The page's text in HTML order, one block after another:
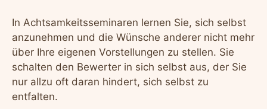
In Achtsamkeitsseminaren lernen Sie, sich selbst
anzunehmen und die Wünsche anderer nicht mehr
über Ihre eigenen Vorstellungen zu stellen. Sie
schalten den Bewerter in sich selbst aus, der Sie
nur allzu oft daran hindert, sich selbst zu
entfalten.